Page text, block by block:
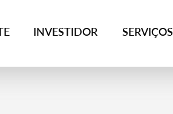
INVESTIDOR SERVIÇOS